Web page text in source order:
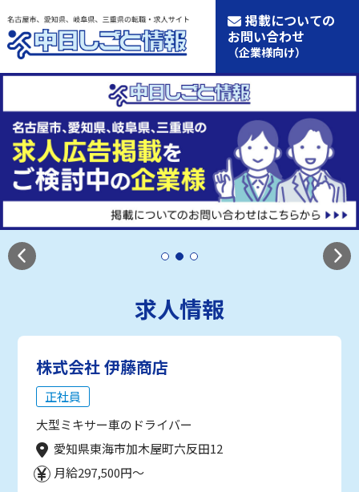
掲載についての
お問い合わせ
（企業様向け）
求人情報
株式会社 伊藤商店
正社員
大型ミキサー車のドライバー
愛知県東海市加木屋町六反田12
月給297,500円～